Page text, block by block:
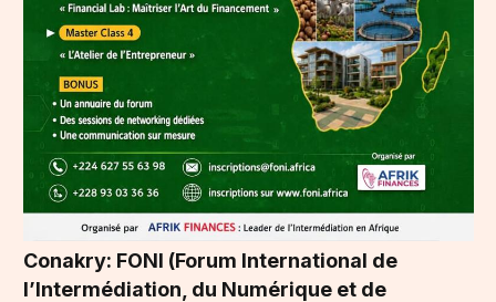
Conakry: FONI (Forum International de
l’Intermédiation, du Numérique et de